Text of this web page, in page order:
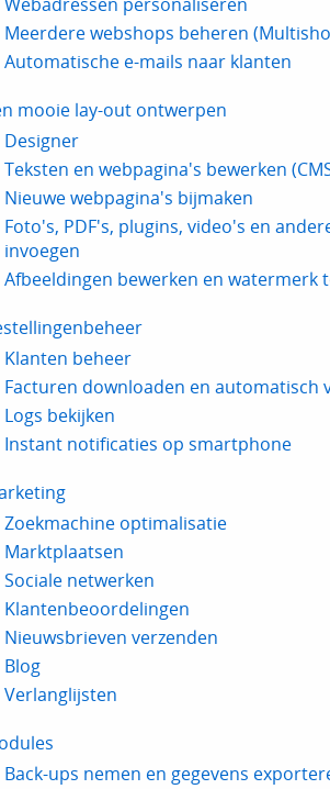
Meerdere webshops beheren
Automatische e-mails naar klanten
mooie lay-out ontwerpen
Designer
Teksten en webpagina's bewerken
Nieuwe webpagina's bijmaken
Foto's, PDF's, plugins, video's en
invoegen
Afbeeldingen bewerken en watermerk
Klanten beheer
Facturen downloaden en automatisch
Logs bekijken
Instant notificaties op smartphone
Zoekmachine optimalisatie
Marktplaatsen
Sociale netwerken
Klantenbeoordelingen
Nieuwsbrieven verzenden
Blog
Verlanglijsten
Back-ups nemen en gegevens